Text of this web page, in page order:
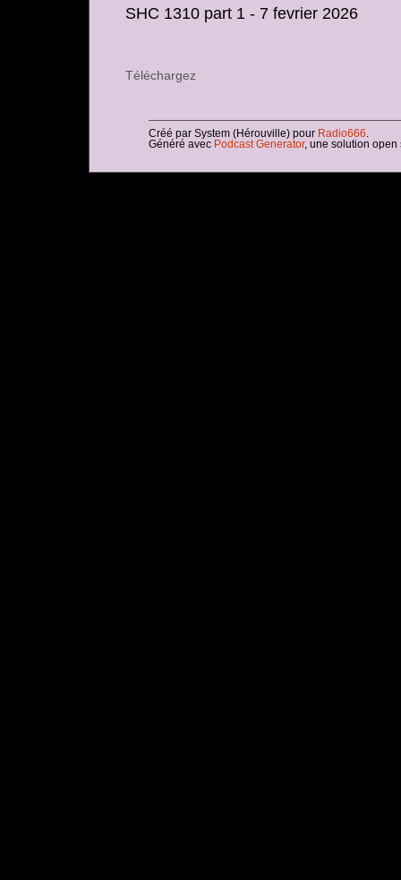
SHC 1310 part 1 - 7 fevrier 2026
Téléchargez
Créé par System (Hérouville) pour Radio666
Généré avec Podcast Generator, une solution open